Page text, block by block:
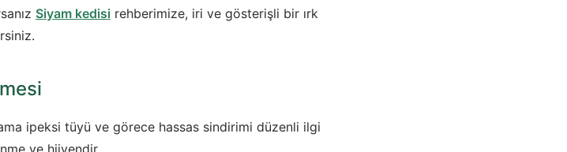
Siyam kedisi rehberimize, iri ve gösterişli bir ırk
ipeksi tüyü ve görece hassas sindirimi düzenli ilgi
ve hijyendir.